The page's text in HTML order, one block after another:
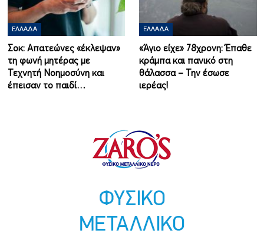
ΕΛΛΆΔΑ
Σοκ: Απατεώνες «έκλεψαν»
τη φωνή μητέρας με
Τεχνητή Νοημοσύνη και
έπεισαν το παιδί…
ΕΛΛΆΔΑ
«Άγιο είχε» 78χρονη: Έπαθε
κράμπα και πανικό στη
θάλασσα – Την έσωσε
ιερέας!